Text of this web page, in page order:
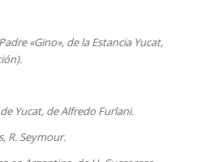
«Gino», de la Estancia Yucat,
Yucat, de Alfredo Furlani.
R. Seymour.